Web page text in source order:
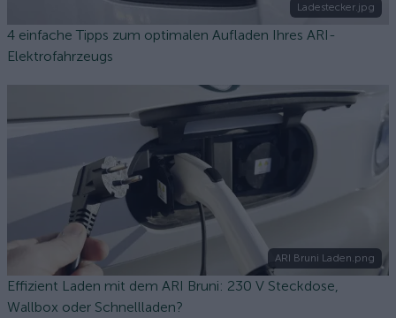
Ladestecker.jpg
4 einfache Tipps zum optimalen Aufladen Ihres ARI-
Elektrofahrzeugs
ARI Bruni Laden.png
Effizient Laden mit dem ARI Bruni: 230 V Steckdose,
Wallbox oder Schnellladen?